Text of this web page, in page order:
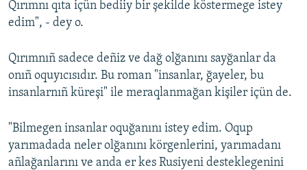
Qırımnı qıta içün bediiy bir şekilde köstermege istey
edim", - dey o.
Qırımnıñ sadece deñiz ve dağ olğanını sayğanlar da
onıñ oquyıcısıdır. Bu roman "insanlar, ğayeler, bu
insanlarnıñ küreşi" ile meraqlanmağan kişiler içün de.
"Bilmegen insanlar oquğanını istey edim. Oqup
yarımadada neler olğanını körgenlerini, yarımadanı
añlağanlarını ve anda er kes Rusiyeni desteklegenini